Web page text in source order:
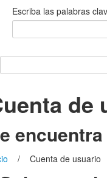
Escriba las palabras
de
/ Cuenta de usuario